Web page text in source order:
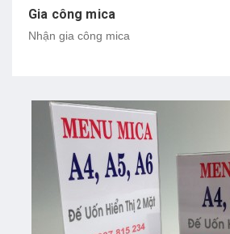
Gia công mica
Nhận gia công mica